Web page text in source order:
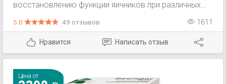
восстановлению функции яичников при различных
яичников и в период менопаузы. В состав препарата
входит набор белков и нуклеотидов, которые были
получены из яичников крупного рогатого скота.
Биологически активные вещества, которые входят в
и уменьшают выраженность астеноневротических
5.0 49 отзывов 1611
Нравится Написать отзыв
Цена от